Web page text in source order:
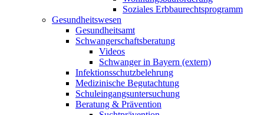
Soziales Erbbaurechtsprogramm
Gesundheitswesen
Gesundheitsamt
Schwangerschaftsberatung
Videos
Schwanger in Bayern (extern)
Infektionsschutzbelehrung
Medizinische Begutachtung
Schuleingangsuntersuchung
Beratung & Prävention